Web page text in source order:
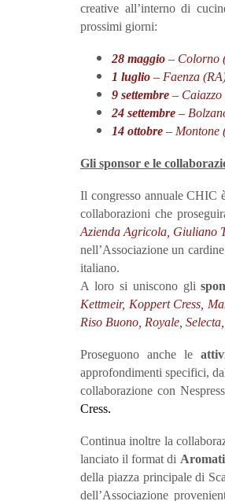
creative all’interno di
prossimi giorni:
28 maggio – Colorno
1 luglio – Faenza
9 settembre –
24 settembre –
14 ottobre – Montone
Gli sponsor e le
Il congresso annuale CHIC
collaborazioni che
Azienda Agricola, Giuliano
nell’Associazione un
italiano.
A loro si uniscono gli
Kettmeir, Koppert Cress,
Riso Buono, Royale,
Proseguono anche le
approfondimenti specifici,
collaborazione con
Cress.
Continua inoltre la
lanciato il format di
della piazza principale di
dell’Associazione